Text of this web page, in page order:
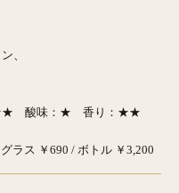
、
酸味：★ 香り：★★
グラス ￥690 / ボトル ￥3,200